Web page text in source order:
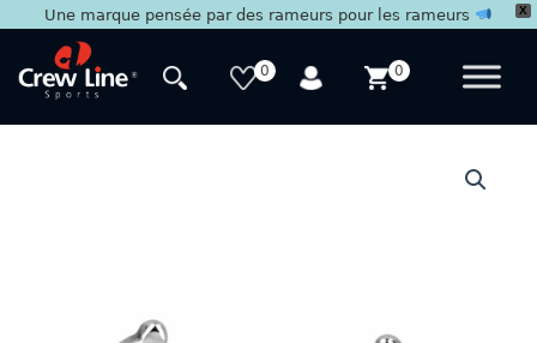
X
Une marque pensée par des rameurs pour les rameurs
contenu
0 0